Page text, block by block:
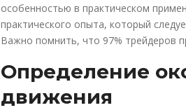
особенностью в практическом
практического опыта, который
Важно помнить, что 97% трейдеров
Определение
движения